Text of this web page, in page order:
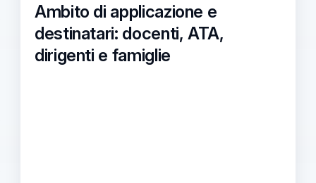
Ambito di applicazione e
destinatari: docenti, ATA,
dirigenti e famiglie